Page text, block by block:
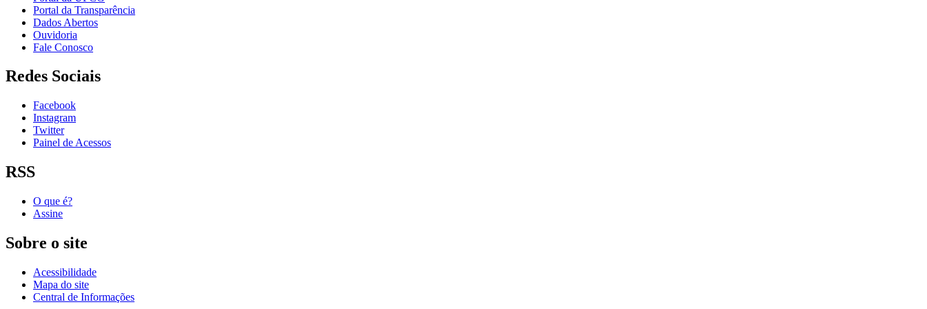
Portal da Transparência
Dados Abertos
Ouvidoria
Fale Conosco
Redes Sociais
Facebook
Instagram
Twitter
Painel de Acessos
RSS
O que é?
Assine
Sobre o site
Acessibilidade
Mapa do site
Central de Informações